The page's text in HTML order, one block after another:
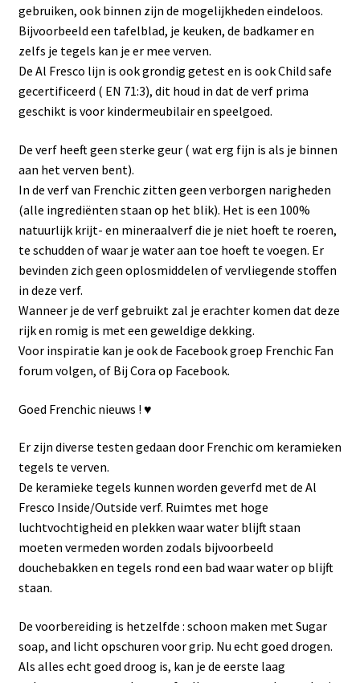
gebruiken, ook binnen zijn de mogelijkheden eindeloos.
Bijvoorbeeld een tafelblad, je keuken, de badkamer en
zelfs je tegels kan je er mee verven.
De Al Fresco lijn is ook grondig getest en is ook Child safe
gecertificeerd ( EN 71:3), dit houd in dat de verf prima
geschikt is voor kindermeubilair en speelgoed.
De verf heeft geen sterke geur ( wat erg fijn is als je binnen
aan het verven bent).
In de verf van Frenchic zitten geen verborgen narigheden
(alle ingrediënten staan op het blik). Het is een 100%
natuurlijk krijt- en mineraalverf die je niet hoeft te roeren,
te schudden of waar je water aan toe hoeft te voegen. Er
bevinden zich geen oplosmiddelen of vervliegende stoffen
in deze verf.
Wanneer je de verf gebruikt zal je erachter komen dat deze
rijk en romig is met een geweldige dekking.
Voor inspiratie kan je ook de Facebook groep Frenchic Fan
forum volgen, of Bij Cora op Facebook.
Goed Frenchic nieuws ! ♥️
Er zijn diverse testen gedaan door Frenchic om keramieken
tegels te verven.
De keramieke tegels kunnen worden geverfd met de Al
Fresco Inside/Outside verf. Ruimtes met hoge
luchtvochtigheid en plekken waar water blijft staan
moeten vermeden worden zodals bijvoorbeeld
douchebakken en tegels rond een bad waar water op blijft
staan.
De voorbereiding is hetzelfde : schoon maken met Sugar
soap, and licht opschuren voor grip. Nu echt goed drogen.
Als alles echt goed droog is, kan je de eerste laag